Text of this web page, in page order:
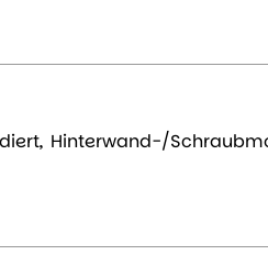
Hinterwand-/